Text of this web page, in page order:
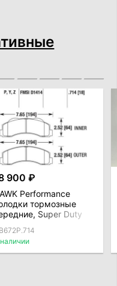
900 ₽
Performance
тормозные
Super Duty